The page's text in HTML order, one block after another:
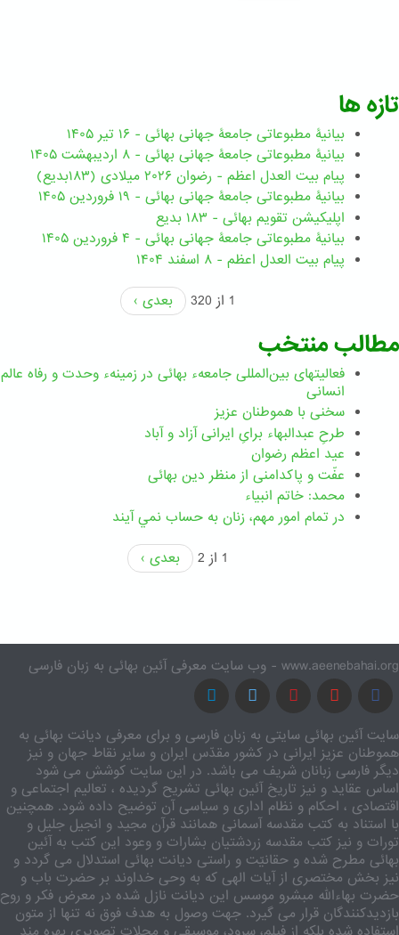
تازه ها
بیانیۀ مطبوعاتی جامعۀ جهانی بهائی - ۱۶ تیر ۱۴۰۵
بیانیۀ مطبوعاتی جامعۀ جهانی بهائی - ۸ اردیبهشت ۱۴۰۵
پیام بیت العدل اعظم - رضوان ۲۰۲۶ میلادی (۱۸۳بدیع)
بیانیۀ مطبوعاتی جامعۀ جهانی بهائی - ۱۹ فروردین ۱۴۰۵
اپلیکیشن تقویم بهائی - ۱۸۳ بدیع
بیانیۀ مطبوعاتی جامعۀ جهانی بهائی - ۴ فروردین ۱۴۰۵
پیام بیت العدل اعظم - ۸ اسفند ۱۴۰۴
1 از 320
بعدی ›
مطالب منتخب
فعالیتهای بین‌المللی جامعهء بهائی در زمینهء وحدت و رفاه عالم
انسانی
سخنی با هموطنان عزیز
طرحِ عبدالبهاء برایِ ایرانی آزاد و آباد
عید اعظم رضوان
عفّت و پاکدامنی از منظر دین بهائی
محمد: خاتم انبیاء
در تمام امور مهم،‌ زنان به حساب نمي آيند
1 از 2
بعدی ›
www.aeenebahai.org - وب سایت معرفی آئین بهائی به زبان فارسی
سایت آئین بهائی سایتی به زبان فارسی و برای معرفی دیانت بهائی به
هموطنان عزیز ایرانی در کشور مقدّس ایران و سایر نقاط جهان و نیز
دیگر فارسی زبانان شریف می باشد. در این سایت کوشش می شود
اساس عقاید و نیز تاریخ آئین بهائی تشریح گردیده ، تعالیم اجتماعی و
اقتصادی ، احکام و نظام اداری و سیاسی آن توضیح داده شود. همچنین
با استناد به کتب مقدسه آسمانی همانند قرآن مجید و انجیل جلیل و
تورات و نیز کتب مقدسه زردشتیان بشارات و وعود این کتب به آئین
بهائی مطرح شده و حقانیّت و راستی دیانت بهائی استدلال می گردد و
نیز بخش مختصری از آیات الهی که به وحی خداوند بر حضرت باب و
حضرت بهاءالله مبشرو موسس این دیانت نازل شده در معرض فکر و روح
بازدیدکنندگان قرار می گیرد. جهت وصول به هدف فوق نه تنها از متون